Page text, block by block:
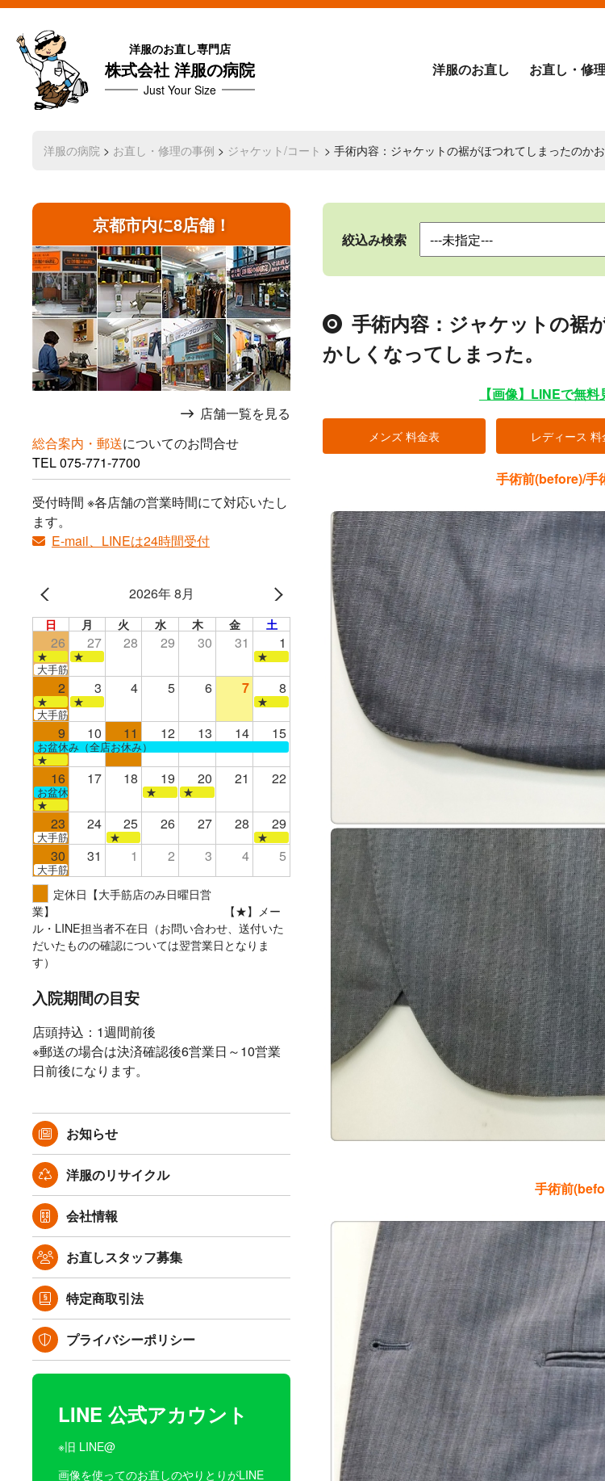
洋服のお直し専門店
株式会社 洋服の病院
Just Your Size
洋服のお直し お直し・修
洋服の病院 > お直し・修理の事例 > ジャケット/コート > 手術内容：ジャケットの裾がほつれてしまったのか
京都市内に8店舗！
店舗一覧を見る
総合案内・郵送についてのお問合せ
TEL075-771-7700
受付時間 ※各店舗の営業時間にて対応いたし
ます。
E-mail、LINEは24時間受付
2026年 8月
日 月 火 水 木 金 土
26 27 28 29 30 31 1
★ ★
★
大手筋店のみ営業
2 3 4 5 6 7 8
★ ★
★
大手筋
9 10 11 12 13 14 15
お盆休み（全店お休み）
★
16 17 18 19 20 21 22
お盆休み（全店お休み）★
★
★
23 24 25 26 27 28 29
大手筋 ★ ★
30 31 1 2 3 4 5
大手筋
定休日【大手筋店のみ日曜日営
業】 【★】メー
ル・LINE担当者不在日（お問い合わせ、送付いた
だいたものの確認については翌営業日となりま
す）
入院期間の目安
店頭持込：1週間前後
※郵送の場合は決済確認後6営業日～10営業
日前後になります。
お知らせ
洋服のリサイクル
会社情報
お直しスタッフ募集
特定商取引法
プライバシーポリシー
LINE 公式アカウント
※旧 LINE@
画像を使ってのお直しのやりとりがLINE
絞込み検索
手術内容：ジャケットの裾
かしくなってしまった。
【画像】LINEで無料
メンズ 料金表 レディース
手術前(before)/手
手術前